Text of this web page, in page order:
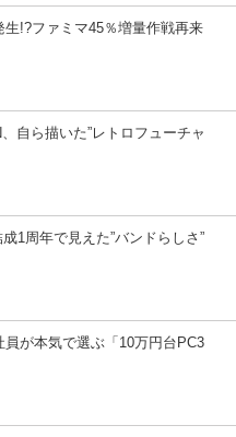
!?ファミマ45％増量作戦再来
自ら描いた”レトロフューチャ
1周年で見えた”バンドらしさ”
が本気で選ぶ「10万円台PC3